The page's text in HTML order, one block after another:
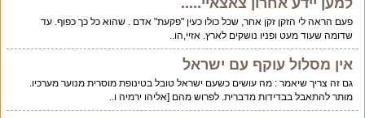
פעם הראה לי הזקן זקן אחר, שכל כולו כעין "פקעת" אדם . שהוא כל כך כפוף. עד
שדומה שעוד מעט ופניו נושקים לארץ. אזיי,הו..
אין מסלול עוקף עם ישראל
גם זה צריך שיאמר : מה עושים כשעם ישראל טובל בטינופת מוסרית מנוער מערכיו.
מותר להתאבל בבדידות מדברית. לפרוש מהם [אליהו ירמיה ו..